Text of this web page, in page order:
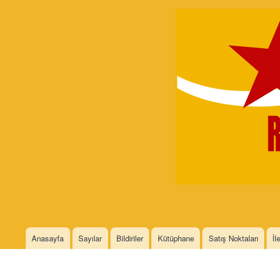
Main menu
Anasayfa Sayılar Bildiriler Kütüphane Satış Noktaları